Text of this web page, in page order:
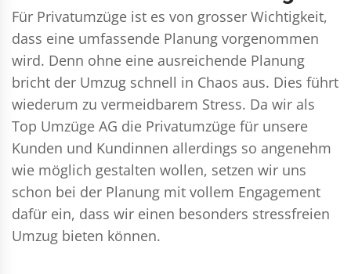
Für Privatumzüge ist es von grosser Wichtigkeit,
dass eine umfassende Planung vorgenommen
wird. Denn ohne eine ausreichende Planung
bricht der Umzug schnell in Chaos aus. Dies führt
wiederum zu vermeidbarem Stress. Da wir als
Top Umzüge AG die Privatumzüge für unsere
Kunden und Kundinnen allerdings so angenehm
wie möglich gestalten wollen, setzen wir uns
schon bei der Planung mit vollem Engagement
dafür ein, dass wir einen besonders stressfreien
Umzug bieten können.